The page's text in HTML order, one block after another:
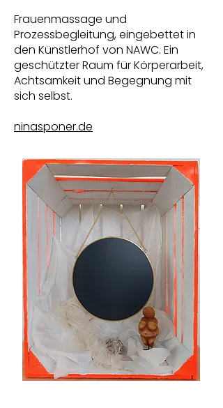
Frauenmassage und
Prozessbegleitung, eingebettet in
den Künstlerhof von NAWC. Ein
geschützter Raum für Körperarbeit,
Achtsamkeit und Begegnung mit
sich selbst.
ninasponer.de